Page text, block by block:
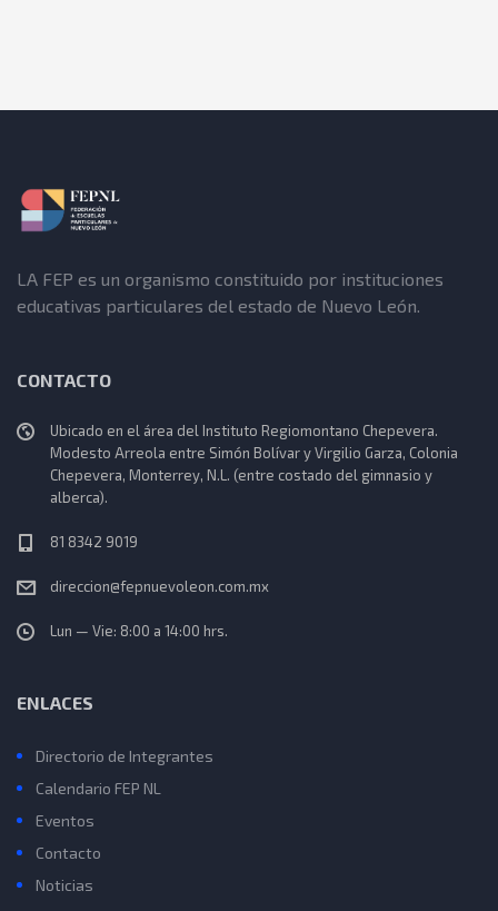
LA FEP es un organismo constituido por instituciones
educativas particulares del estado de Nuevo León.
CONTACTO
Ubicado en el área del Instituto Regiomontano Chepevera.
Modesto Arreola entre Simón Bolívar y Virgilio Garza, Colonia
Chepevera, Monterrey, N.L. (entre costado del gimnasio y
alberca).
81 8342 9019
direccion@fepnuevoleon.com.mx
Lun — Vie: 8:00 a 14:00 hrs.
ENLACES
Directorio de Integrantes
Calendario FEP NL
Eventos
Contacto
Noticias